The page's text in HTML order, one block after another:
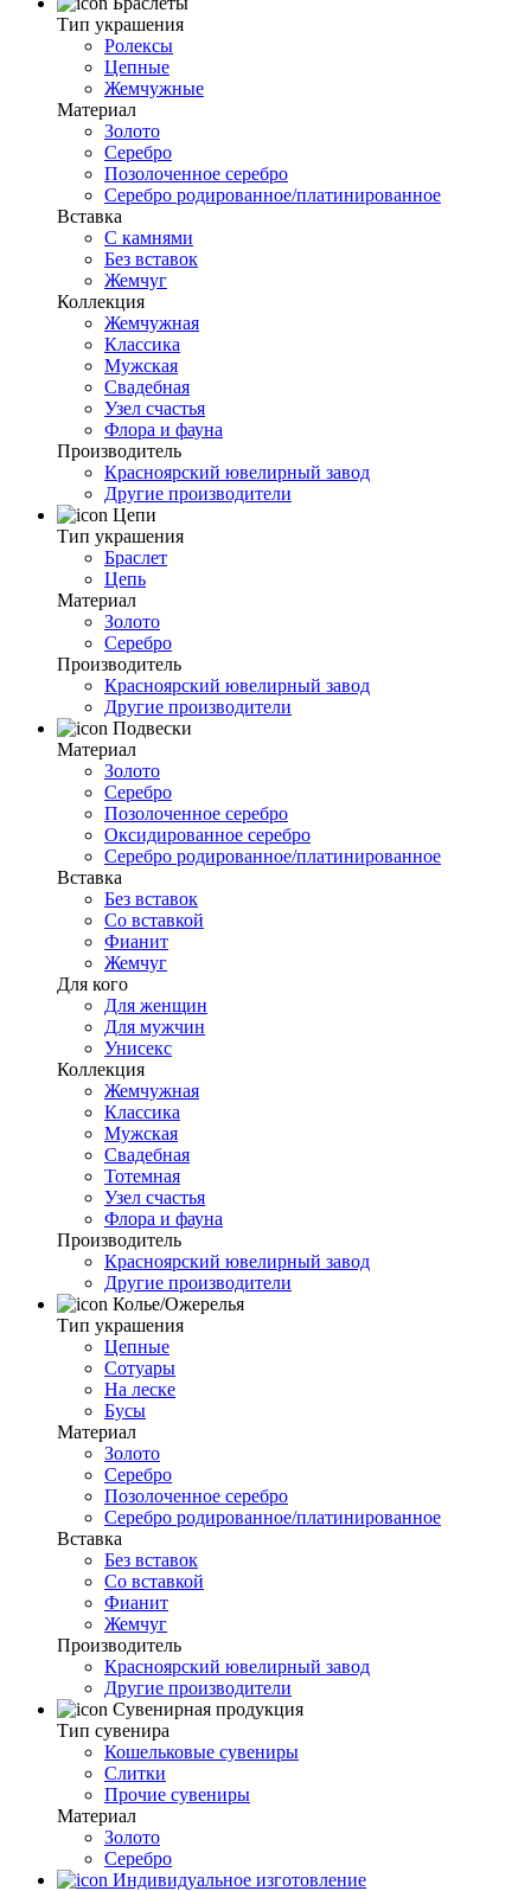
Тип украшения
Ролексы
Цепные
Жемчужные
Материал
Золото
Серебро
Позолоченное серебро
Серебро родированное/платинированное
Вставка
С камнями
Без вставок
Жемчуг
Коллекция
Жемчужная
Классика
Мужская
Свадебная
Узел счастья
Флора и фауна
Производитель
Красноярский ювелирный завод
Другие производители
Цепи
Тип украшения
Браслет
Цепь
Материал
Золото
Серебро
Производитель
Красноярский ювелирный завод
Другие производители
Подвески
Материал
Золото
Серебро
Позолоченное серебро
Оксидированное серебро
Серебро родированное/платинированное
Вставка
Без вставок
Со вставкой
Фианит
Жемчуг
Для кого
Для женщин
Для мужчин
Унисекс
Коллекция
Жемчужная
Классика
Мужская
Свадебная
Тотемная
Узел счастья
Флора и фауна
Производитель
Красноярский ювелирный завод
Другие производители
Колье/Ожерелья
Тип украшения
Цепные
Сотуары
На леске
Бусы
Материал
Золото
Серебро
Позолоченное серебро
Серебро родированное/платинированное
Вставка
Без вставок
Со вставкой
Фианит
Жемчуг
Производитель
Красноярский ювелирный завод
Другие производители
Сувенирная продукция
Тип сувенира
Кошельковые сувениры
Слитки
Прочие сувениры
Материал
Золото
Серебро
Индивидуальное изготовление